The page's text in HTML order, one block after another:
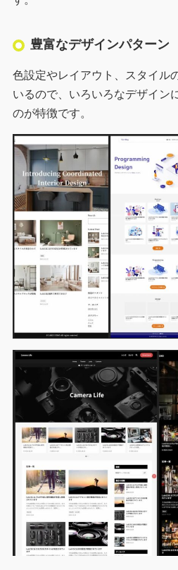
豊富なデザインパターン
色設定やレイアウト、スタイル
いるので、いろいろなデザイン
のが特徴です。